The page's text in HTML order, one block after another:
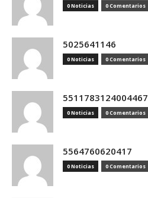
0 Noticias 0 Comentarios
5025641146
0 Noticias 0 Comentarios
5511783124004467
0 Noticias 0 Comentarios
5564760620417
0 Noticias 0 Comentarios